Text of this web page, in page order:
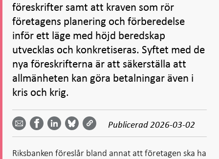
föreskrifter samt att kraven som rör
företagens planering och förberedelse
inför ett läge med höjd beredskap
utvecklas och konkretiseras. Syftet med de
nya föreskrifterna är att säkerställa att
allmänheten kan göra betalningar även i
kris och krig.
Dela
email -
Öppnas
i ny flik
Dela på
Facebook
- Öppnas
Dela på
LinkedIn
-
Öppnas
i ny flik
på
Bluesky
-
i ny flik
på
Twitter
-
i ny flik
Publicerad 2026-03-02
Riksbanken föreslår bland annat att företagen ska ha